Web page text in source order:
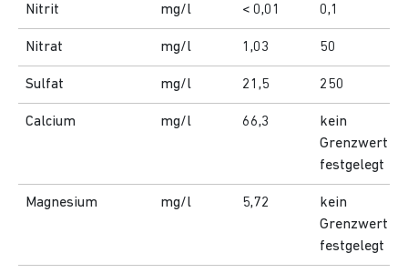
Nitrit mg/l < 0,01 0,1
Nitrat mg/l 1,03 50
Sulfat mg/l 21,5 250
Calcium mg/l 66,3
kein
Grenzwert
festgelegt
Magnesium mg/l 5,72
kein
Grenzwert
festgelegt